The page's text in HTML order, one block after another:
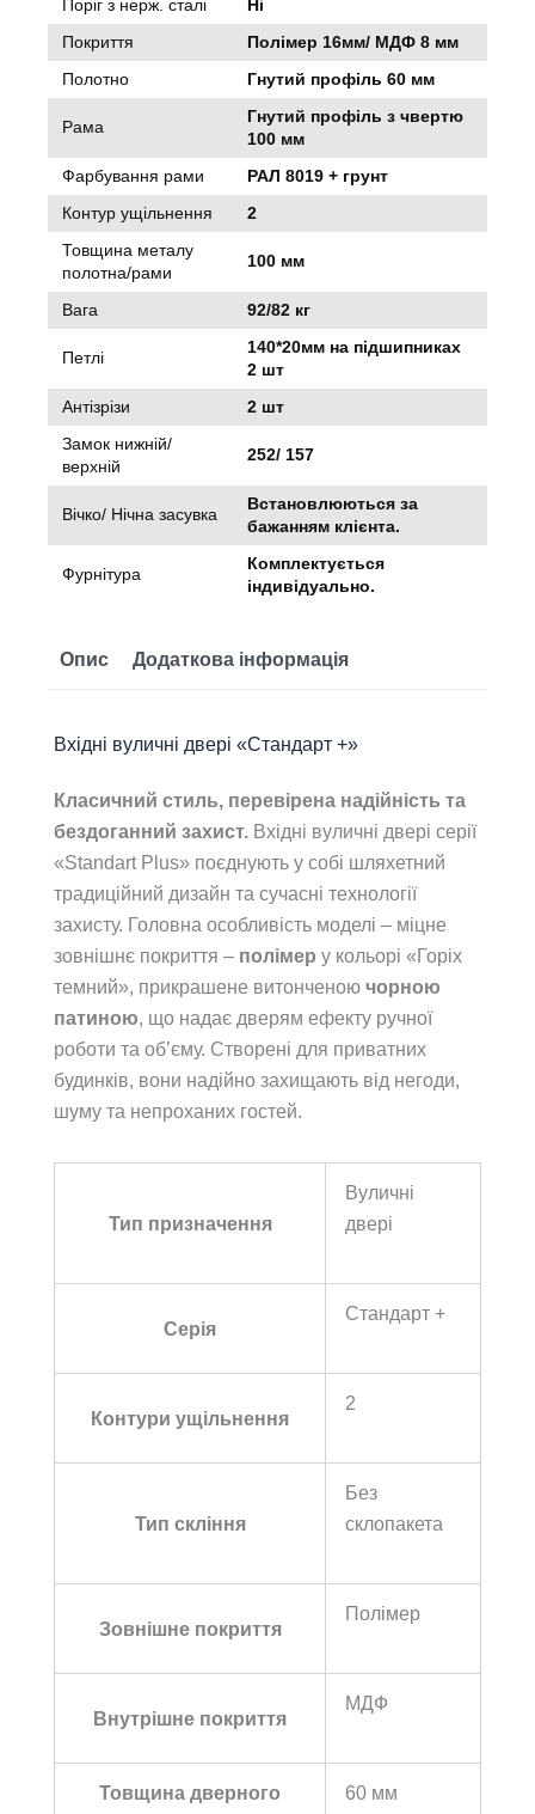
Поріг з нерж. сталі
Ні
Покриття
Полімер 16мм/ МДФ 8 мм
Полотно
Гнутий профіль 60 мм
Рама
Гнутий профіль з чвертю
100 мм
Фарбування рами
РАЛ 8019 + грунт
Контур ущільнення
2
Товщина металу
полотна/рами
100 мм
Вага 92/82 кг
Петлі
140*20мм на підшипниках
2 шт
Антізрізи
2 шт
Замок нижній/
верхній
252/ 157
Вічко/ Нічна засувка
Встановлюються за
бажанням клієнта.
Фурнітура
Комплектується
індивідуально.
Опис Додаткова інформація
Вхідні вуличні двері «Стандарт +»
Класичний стиль, перевірена надійність та
бездоганний захист. Вхідні вуличні двері серії
«Standart Plus» поєднують у собі шляхетний
традиційний дизайн та сучасні технології
захисту. Головна особливість моделі – міцне
зовнішнє покриття – полімер у кольорі «Горіх
темний», прикрашене витонченоючорною
патиною, що надає дверям ефекту ручної
роботи та об’єму. Створені для приватних
будинків, вони надійно захищають від негоди,
шуму та непроханих гостей.
Тип призначення
Вуличні
двері
Серія
Стандарт +
Контури ущільнення
2
Тип скління
Без
склопакета
Зовнішне покриття
Полімер
Внутрішне покриття
МДФ
Товщина дверного
60 мм